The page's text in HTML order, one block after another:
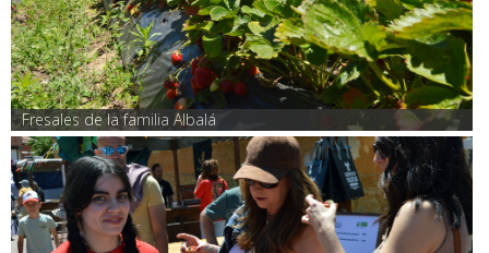
Fresales de la familia Albalá